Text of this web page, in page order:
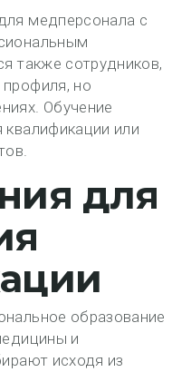
медперсонала с
также сотрудников,
но
Обучение
или
для
образование
и
исходя из